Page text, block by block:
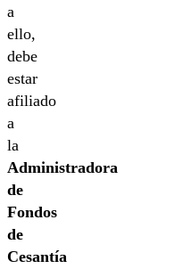
a
ello,
debe
estar
afiliado
a
la
Administradora
de
Fondos
de
Cesantía